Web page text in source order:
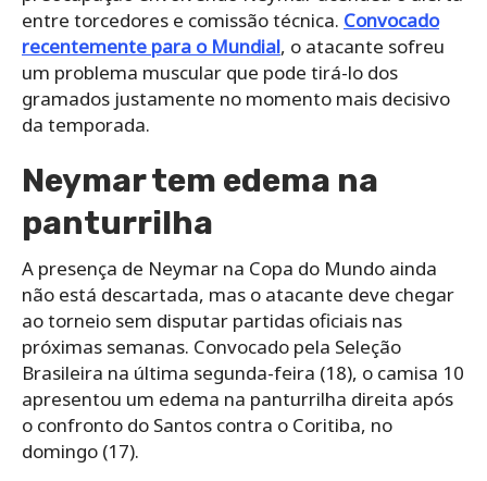
entre torcedores e comissão técnica. Convocado
recentemente para o Mundial, o atacante sofreu
um problema muscular que pode tirá-lo dos
gramados justamente no momento mais decisivo
da temporada.
Neymar tem edema na
panturrilha
A presença de Neymar na Copa do Mundo ainda
não está descartada, mas o atacante deve chegar
ao torneio sem disputar partidas oficiais nas
próximas semanas. Convocado pela Seleção
Brasileira na última segunda-feira (18), o camisa 10
apresentou um edema na panturrilha direita após
o confronto do Santos contra o Coritiba, no
domingo (17).